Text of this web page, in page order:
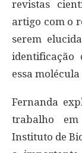
revistas
artigo com o
serem
identificação
essa
Fernanda
trabalho
Instituto de